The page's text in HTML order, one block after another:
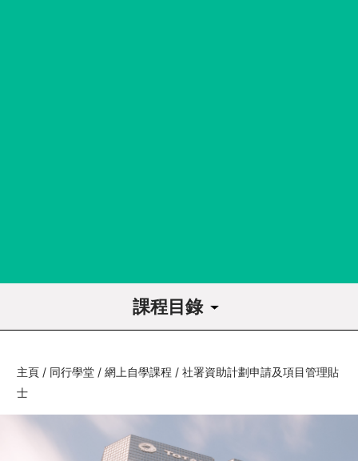
主頁 / 同行學堂 / 網上自學課程 / 社署資助計劃申請及項目管理貼
士
課程目錄
1.1 回歸基本步